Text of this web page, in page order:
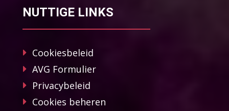
NUTTIGE LINKS
Cookiesbeleid
AVG Formulier
Privacybeleid
Cookies beheren